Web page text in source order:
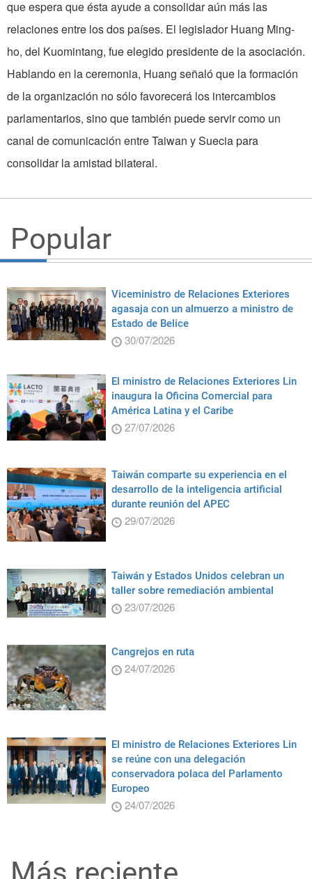
que espera que ésta ayude a consolidar aún más las
relaciones entre los dos países. El legislador Huang Ming-
ho, del Kuomintang, fue elegido presidente de la asociación.
Hablando en la ceremonia, Huang señaló que la formación
de la organización no sólo favorecerá los intercambios
parlamentarios, sino que también puede servir como un
canal de comunicación entre Taiwan y Suecia para
consolidar la amistad bilateral.
Popular
Viceministro de Relaciones Exteriores
agasaja con un almuerzo a ministro de
Estado de Belice
30/07/2026
El ministro de Relaciones Exteriores Lin
inaugura la Oficina Comercial para
América Latina y el Caribe
27/07/2026
Taiwán comparte su experiencia en el
desarrollo de la inteligencia artificial
durante reunión del APEC
29/07/2026
Taiwán y Estados Unidos celebran un
taller sobre remediación ambiental
23/07/2026
Cangrejos en ruta
24/07/2026
El ministro de Relaciones Exteriores Lin
se reúne con una delegación
conservadora polaca del Parlamento
Europeo
24/07/2026